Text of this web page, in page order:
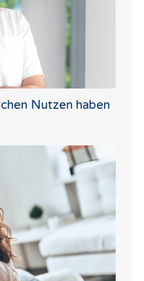
Nutzen haben